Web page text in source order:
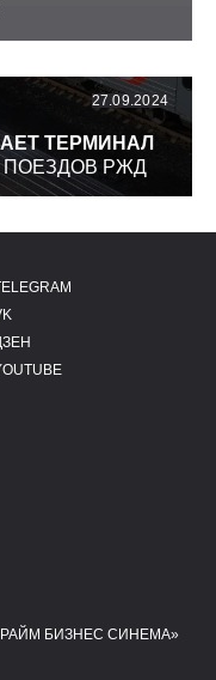
27.09.2024
ТЕРМИНАЛ
ПОЕЗДОВ РЖД
В СОЦИАЛЬНЫХ
БИЗНЕС СИНЕМА»